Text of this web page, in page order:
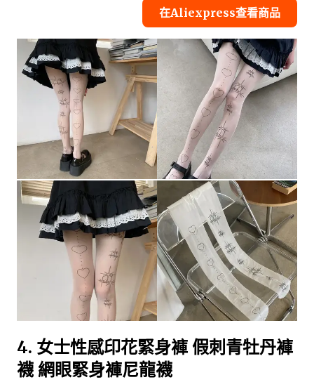
在Aliexpress查看商品
4. 女士性感印花緊身褲 假刺青牡丹褲
襪 網眼緊身褲尼龍襪